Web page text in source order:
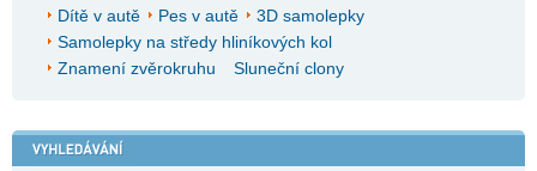
Dítě v autě
Pes v autě
3D samolepky
Samolepky na středy hliníkových kol
Znamení zvěrokruhu
Sluneční clony